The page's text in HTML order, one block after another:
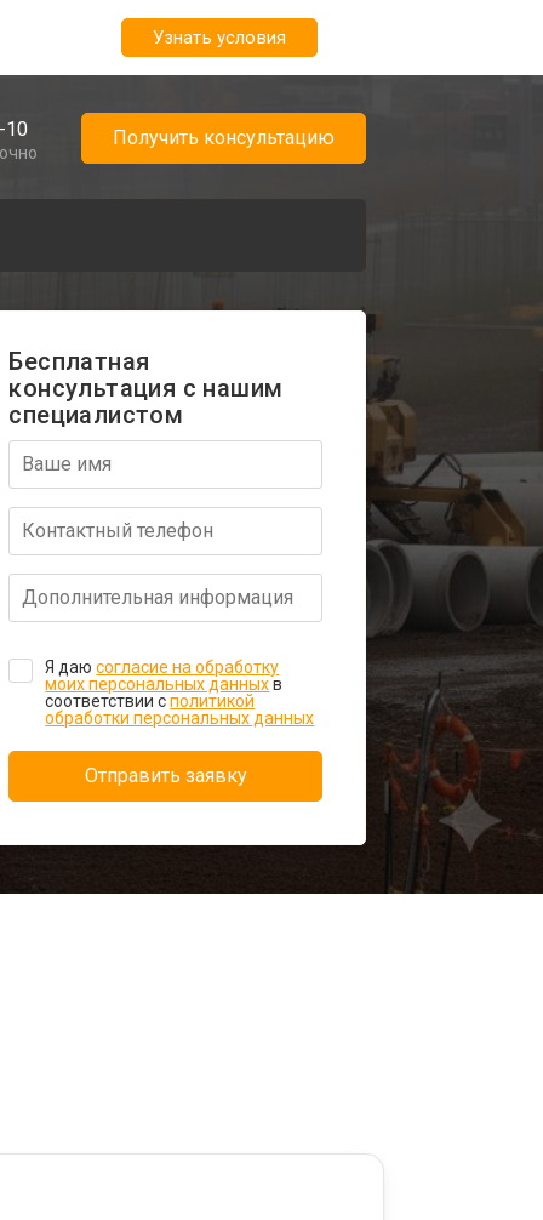
Узнать условия
10 Получить консультацию
Бесплатная
консультация с нашим
специалистом
Я даюсогласие на обработку
моих персональных данныхв
соответствии сполитикой
обработки персональных данных
Отправить заявку